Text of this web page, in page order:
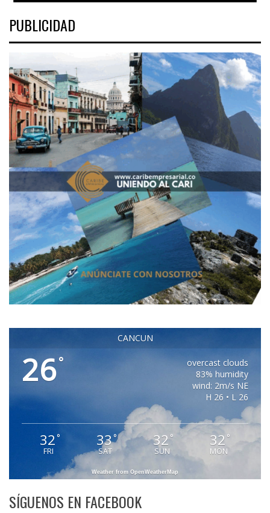
PUBLICIDAD
CANCUN
26°
overcast clouds
83% humidity
wind: 2m/s NE
H 26 • L 26
32°
FRI
33°
SAT
32 °
SUN
32 °
MON
Weather from OpenWeatherMap
SÍGUENOS EN FACEBOOK